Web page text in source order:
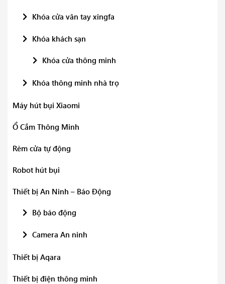
Khóa cửa vân tay xingfa
Khóa khách sạn
Khóa cửa thông minh
Khóa thông minh nhà trọ
Máy hút bụi Xiaomi
Ổ Cắm Thông Minh
Rèm cửa tự động
Robot hút bụi
Thiết bị An Ninh – Báo Động
Bộ báo động
Camera An ninh
Thiết bị Aqara
Thiết bị điện thông minh